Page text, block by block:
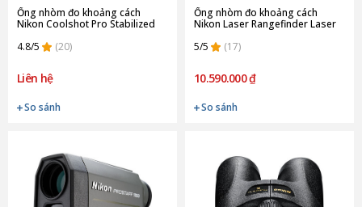
Ống nhòm đo khoảng cách
Nikon Coolshot Pro Stabilized
4.8/5
(20)
Liên hệ
So sánh
Ống nhòm đo khoảng cách
Nikon Laser Rangefinder Laser
5/5
(17)
10.590.000 ₫
So sánh